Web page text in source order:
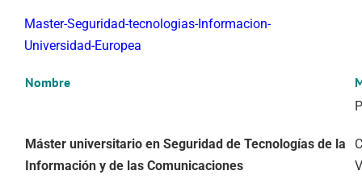
Master-Seguridad-tecnologias-Informacion-
Universidad-Europea
Nombre
Máster universitario en Seguridad de Tecnologías de la
Información y de las Comunicaciones